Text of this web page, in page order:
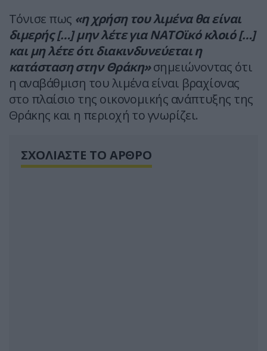
Τόνισε πως «η χρήση του λιμένα θα είναι
διμερής […] μην λέτε για ΝΑΤΟϊκό κλοιό […]
και μη λέτε ότι διακινδυνεύεται η
κατάσταση στην Θράκη»σημειώνοντας ότι
η αναβάθμιση του λιμένα είναι βραχίονας
στο πλαίσιο της οικονομικής ανάπτυξης της
Θράκης και η περιοχή το γνωρίζει.
ΣΧΟΛΙΑΣΤΕ ΤΟ ΑΡΘΡΟ